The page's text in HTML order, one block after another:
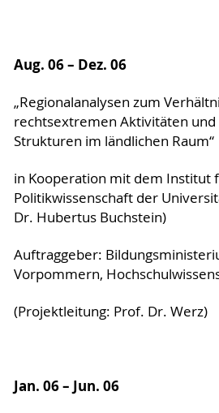
Aug. 06 – Dez. 06
„Regionalanalysen zum
rechtsextremen Aktivitäten
Strukturen im ländlichen Raum“
in Kooperation mit dem Institut
Politikwissenschaft der
Dr. Hubertus Buchstein)
Auftraggeber:
Vorpommern,
(Projektleitung: Prof. Dr. Werz)
Jan. 06 – Jun. 06